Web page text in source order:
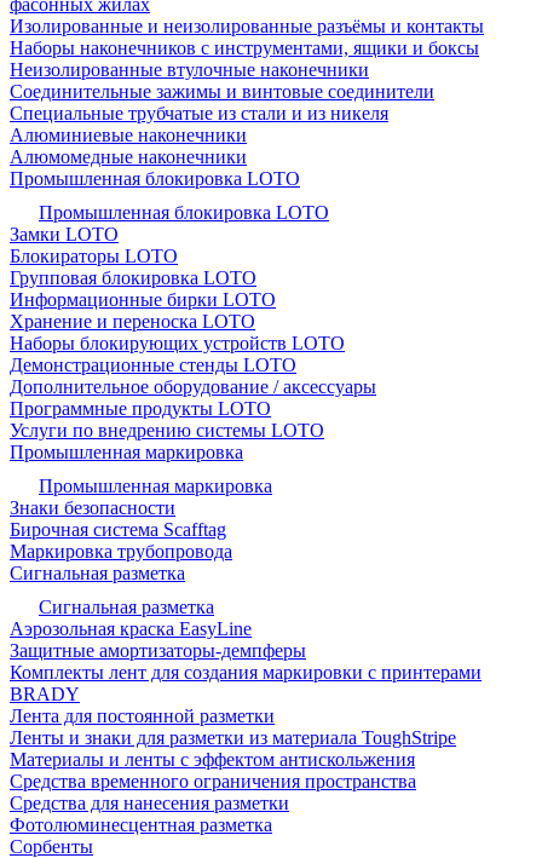
фасонных жилах
Изолированные и неизолированные разъёмы и контакты
Наборы наконечников с инструментами, ящики и боксы
Неизолированные втулочные наконечники
Соединительные зажимы и винтовые соединители
Специальные трубчатые из стали и из никеля
Алюминиевые наконечники
Алюмомедные наконечники
Промышленная блокировка LOTO
Промышленная блокировка LOTO
Замки LOTO
Блокираторы LOTO
Групповая блокировка LOTO
Информационные бирки LOTO
Хранение и переноска LOTO
Наборы блокирующих устройств LOTO
Демонстрационные стенды LOTO
Дополнительное оборудование / аксессуары
Программные продукты LOTO
Услуги по внедрению системы LOTO
Промышленная маркировка
Промышленная маркировка
Знаки безопасности
Бирочная система Scafftag
Маркировка трубопровода
Сигнальная разметка
Сигнальная разметка
Аэрозольная краска EasyLine
Защитные амортизаторы-демпферы
Комплекты лент для создания маркировки с принтерами
BRADY
Лента для постоянной разметки
Ленты и знаки для разметки из материала ToughStripe
Материалы и ленты с эффектом антискольжения
Средства временного ограничения пространства
Средства для нанесения разметки
Фотолюминесцентная разметка
Сорбенты